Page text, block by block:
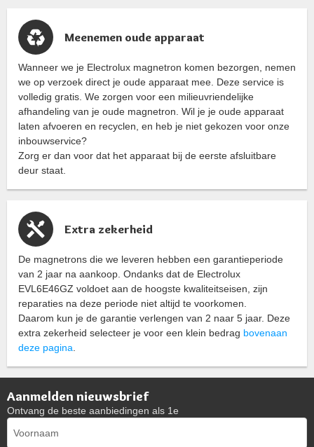
Meenemen oude apparaat
Wanneer we je Electrolux magnetron komen bezorgen, nemen
we op verzoek direct je oude apparaat mee. Deze service is
volledig gratis. We zorgen voor een milieuvriendelijke
afhandeling van je oude magnetron. Wil je je oude apparaat
laten afvoeren en recyclen, en heb je niet gekozen voor onze
inbouwservice?
Zorg er dan voor dat het apparaat bij de eerste afsluitbare
deur staat.
Extra zekerheid
De magnetrons die we leveren hebben een garantieperiode
van 2 jaar na aankoop. Ondanks dat de Electrolux
EVL6E46GZ voldoet aan de hoogste kwaliteitseisen, zijn
reparaties na deze periode niet altijd te voorkomen.
Daarom kun je de garantie verlengen van 2 naar 5 jaar. Deze
extra zekerheid selecteer je voor een klein bedrag bovenaan
deze pagina
Aanmelden nieuwsbrief
Ontvang de beste aanbiedingen als 1e